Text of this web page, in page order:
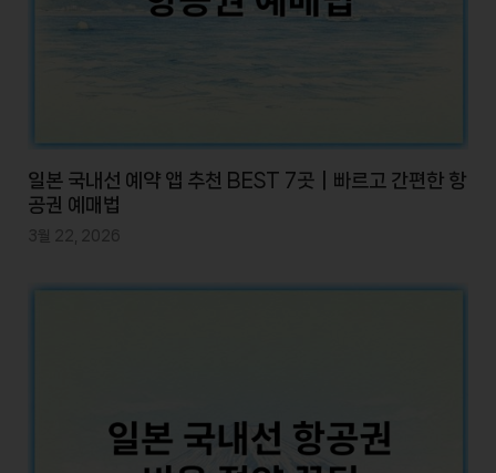
일본 국내선 예약 앱 추천 BEST 7곳｜빠르고 간편한 항
공권 예매법
3월 22, 2026